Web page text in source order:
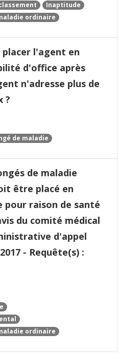
Inaptitude
ordinaire
l'agent en
d'office après
n'adresse plus de
?
de maladie
de maladie
être placé en
pour raison de santé
du comité médical
d'appel
- Requête(s) :
ordinaire